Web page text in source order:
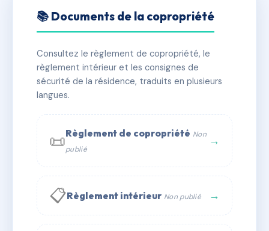
SDC 82 BD DE PORT ROYAL
✓ Immatriculée 🏠 42 lots 🏗 2 bâtiment(s)
📞 Contacter Syndic Digital
📚 Documents de la copropriété
Consultez le règlement de copropriété, le
règlement intérieur et les consignes de
sécurité de la résidence, traduits en plusieurs
langues.
📜Règlement de copropriété Non
publié
→
📋Règlement intérieur Non publié →